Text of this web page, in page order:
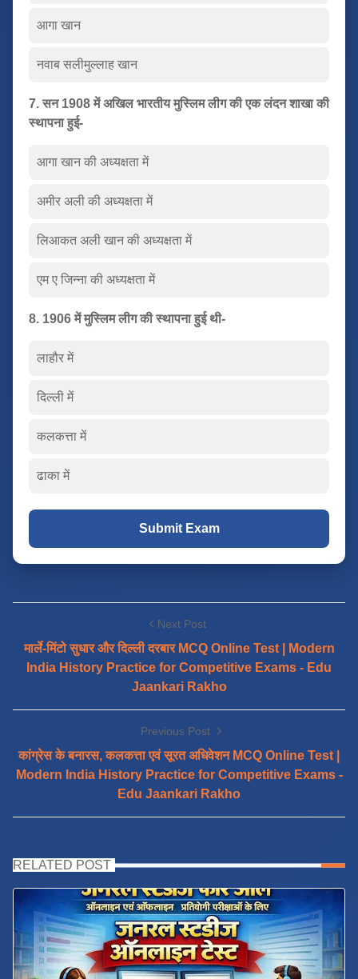
आगा खान
नवाब सलीमुल्लाह खान
7. सन 1908 में अखिल भारतीय मुस्लिम लीग की एक लंदन शाखा की
स्थापना हुई-
आगा खान की अध्यक्षता में
अमीर अली की अध्यक्षता में
लिआकत अली खान की अध्यक्षता में
एम ए जिन्ना की अध्यक्षता में
8. 1906 में मुस्लिम लीग की स्थापना हुई थी-
लाहौर में
दिल्ली में
कलकत्ता में
ढाका में
Submit Exam
Next Post
मार्ले-मिंटो सुधार और दिल्ली दरबार MCQ Online Test | Modern
India History Practice for Competitive Exams - Edu
Jaankari Rakho
Previous Post
कांग्रेस के बनारस, कलकत्ता एवं सूरत अधिवेशन MCQ Online Test |
Modern India History Practice for Competitive Exams -
Edu Jaankari Rakho
RELATED POST